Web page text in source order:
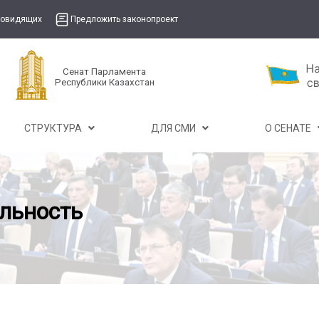
Предложить законопроект
Сенат Парламента
Республики Казахстан
СТРУКТУРА ДЛЯ СМИ О СЕНАТЕ